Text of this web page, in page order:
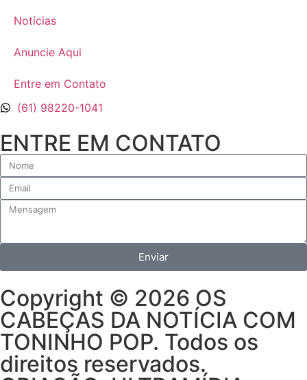
Notícias
Anuncie Aqui
Entre em Contato
(61) 98220-1041
ENTRE EM CONTATO
Enviar
Copyright © 2026 OS
CABEÇAS DA NOTÍCIA COM
TONINHO POP. Todos os
direitos reservados.